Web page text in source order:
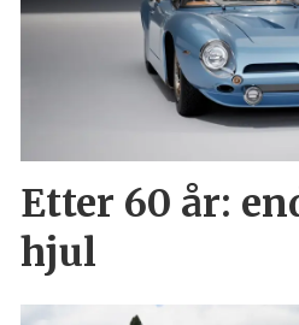
Etter 60 år:
hjul